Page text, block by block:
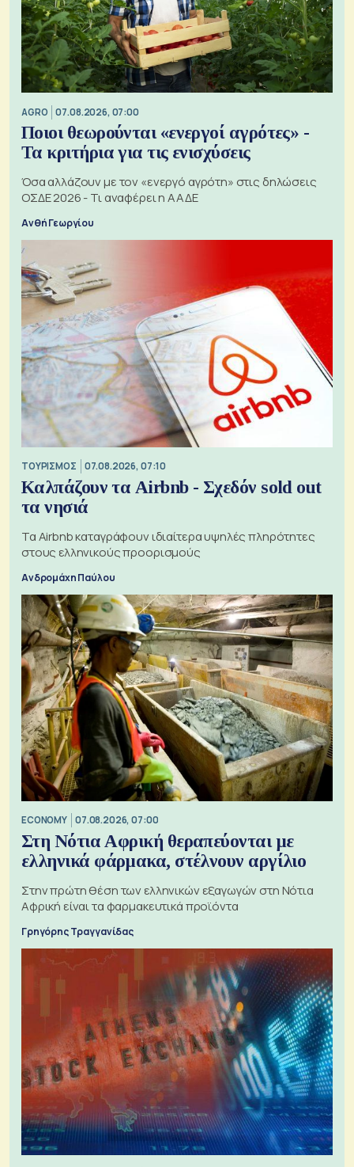
AGRO 07.08.2026, 07:00
Ποιοι θεωρούνται «ενεργοί αγρότες» -
Τα κριτήρια για τις ενισχύσεις
Όσα αλλάζουν με τον «ενεργό αγρότη» στις δηλώσεις
ΟΣΔΕ 2026 - Τι αναφέρει η ΑΑΔΕ
Ανθή Γεωργίου
ΤΟΥΡΙΣΜΟΣ 07.08.2026, 07:10
Καλπάζουν τα Airbnb - Σχεδόν sold out
τα νησιά
Τα Airbnb καταγράφουν ιδιαίτερα υψηλές πληρότητες
στους ελληνικούς προορισμούς
Ανδρομάχη Παύλου
ECONOMY 07.08.2026, 07:00
Στη Νότια Αφρική θεραπεύονται με
ελληνικά φάρμακα, στέλνουν αργίλιο
Στην πρώτη θέση των ελληνικών εξαγωγών στη Νότια
Αφρική είναι τα φαρμακευτικά προϊόντα
Γρηγόρης Τραγγανίδας